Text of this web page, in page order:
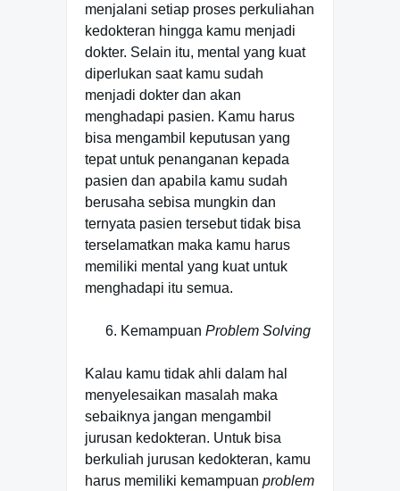
menjalani setiap proses perkuliahan
kedokteran hingga kamu menjadi
dokter. Selain itu, mental yang kuat
diperlukan saat kamu sudah
menjadi dokter dan akan
menghadapi pasien. Kamu harus
bisa mengambil keputusan yang
tepat untuk penanganan kepada
pasien dan apabila kamu sudah
berusaha sebisa mungkin dan
ternyata pasien tersebut tidak bisa
terselamatkan maka kamu harus
memiliki mental yang kuat untuk
menghadapi itu semua.
Kemampuan Problem Solving
Kalau kamu tidak ahli dalam hal
menyelesaikan masalah maka
sebaiknya jangan mengambil
jurusan kedokteran. Untuk bisa
berkuliah jurusan kedokteran, kamu
harus memiliki kemampuan problem